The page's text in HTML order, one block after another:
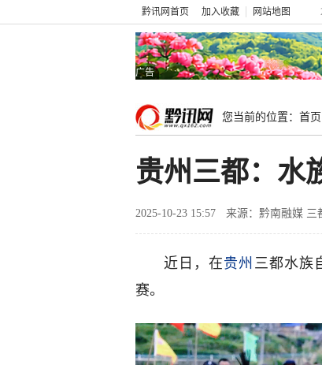
黔讯网首页 加入收藏 网站地图
广告
您当前的位置： 首页
贵州三都：水
2025-10-23 15:57 来源：黔南融媒 三
近日，在贵州 三都水族
赛。